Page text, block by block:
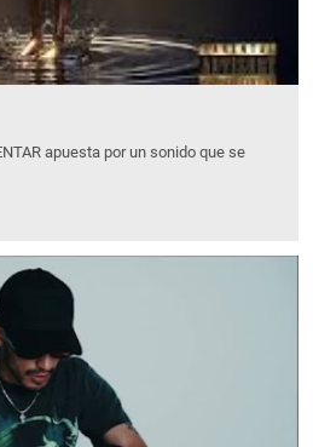
apuesta por un sonido que se